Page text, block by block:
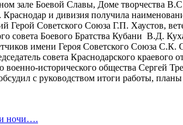
зале Боевой Славы, Доме творчества
и дивизия получила
Герой Советского Союза Г.П. Хаустов,
совета Боевого Братства Кубани В.Д.
имени Героя Советского Союза С.К.
совета Краснодарского
военно-исторического общества Сергей
с руководством итоги работы,
и ночи….